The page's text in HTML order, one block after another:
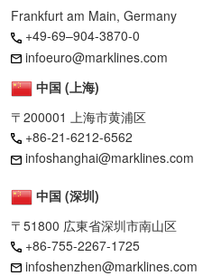
Frankfurt am Main, Germany
+49-69–904-3870-0
infoeuro@marklines.com
中国 (上海)
〒200001 上海市黄浦区
+86-21-6212-6562
infoshanghai@marklines.com
中国 (深圳)
〒51800 広東省深圳市南山区
+86-755-2267-1725
infoshenzhen@marklines.com